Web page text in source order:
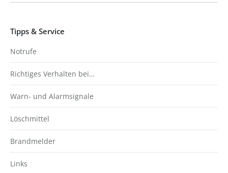
Tipps & Service
Notrufe
Richtiges Verhalten bei…
Warn- und Alarmsignale
Löschmittel
Brandmelder
Links